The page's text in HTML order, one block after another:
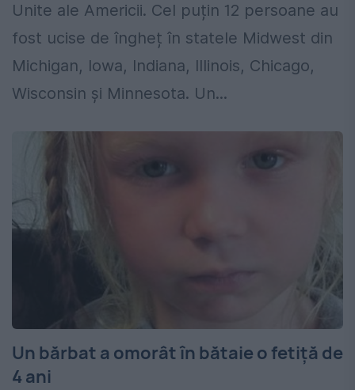
Unite ale Americii. Cel puțin 12 persoane au
fost ucise de îngheț în statele Midwest din
Michigan, Iowa, Indiana, Illinois, Chicago,
Wisconsin și Minnesota. Un...
Un bărbat a omorât în bătaie o fetiță de
4 ani